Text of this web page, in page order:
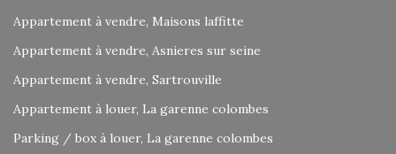
Appartement à vendre, Maisons laffitte
Appartement à vendre, Asnieres sur seine
Appartement à vendre, Sartrouville
Appartement à louer, La garenne colombes
Parking / box à louer, La garenne colombes